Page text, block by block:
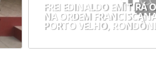
FREI EDINALDO EMITIRÁ
NA ORDEM
PORTO VELHO,